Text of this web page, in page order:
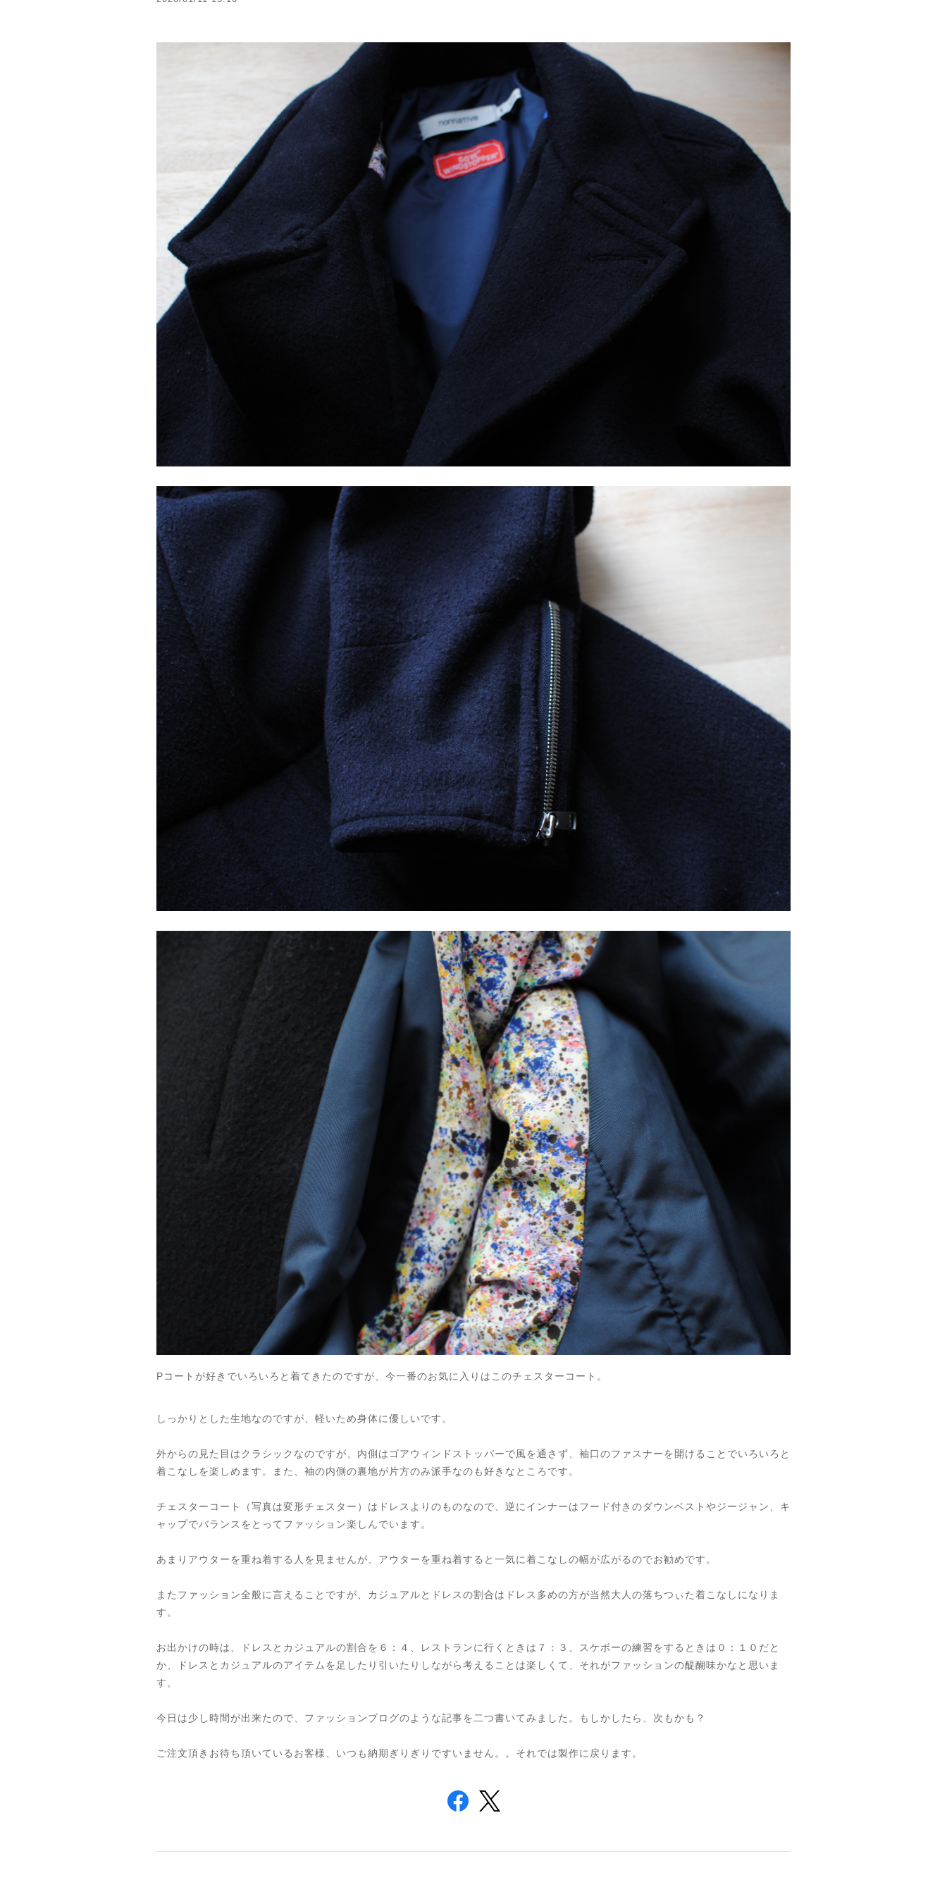
Pコートが好きでいろいろと着てきたのですが、今一番のお気に入りはこのチェスターコート。
しっかりとした生地なのですが、軽いため身体に優しいです。
外からの見た目はクラシックなのですが、内側はゴアウィンドストッパーで風を通さず、袖口のファスナーを開けることでいろいろと
着こなしを楽しめます。また、袖の内側の裏地が片方のみ派手なのも好きなところです。
チェスターコート（写真は変形チェスター）はドレスよりのものなので、逆にインナーはフード付きのダウンベストやジージャン、キ
ャップでバランスをとってファッション楽しんでいます。
あまりアウターを重ね着する人を見ませんが、アウターを重ね着すると一気に着こなしの幅が広がるのでお勧めです。
またファッション全般に言えることですが、カジュアルとドレスの割合はドレス多めの方が当然大人の落ちつぃた着こなしになりま
す。
お出かけの時は、ドレスとカジュアルの割合を６：４、レストランに行くときは７：３、スケボーの練習をするときは０：１０だと
か、ドレスとカジュアルのアイテムを足したり引いたりしながら考えることは楽しくて、それがファッションの醍醐味かなと思いま
す。
今日は少し時間が出来たので、ファッションブログのような記事を二つ書いてみました。もしかしたら、次もかも？
ご注文頂きお待ち頂いているお客様、いつも納期ぎりぎりですいません。。それでは製作に戻ります。